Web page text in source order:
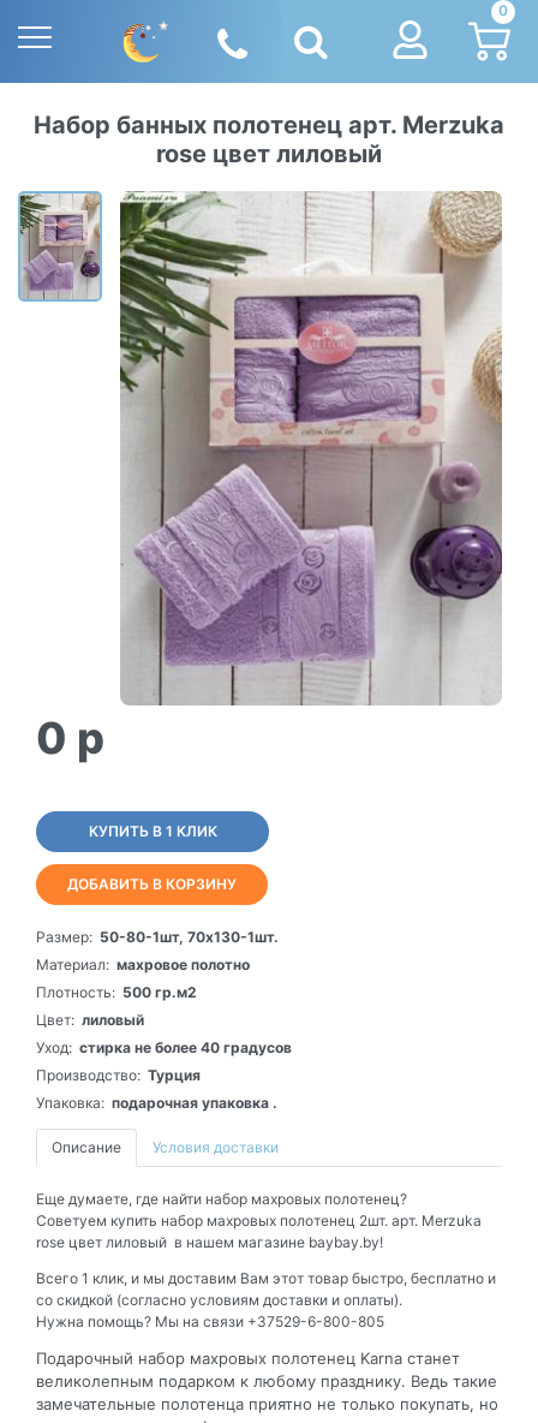
0
Набор банных полотенец арт. Merzuka
rose цвет лиловый
0 p
КУПИТЬ В 1 КЛИК
ДОБАВИТЬ В КОРЗИНУ
Размер: 50-80-1шт, 70х130-1шт.
Материал: махровое полотно
Плотность: 500 гр.м2
Цвет: лиловый
Уход: стирка не более 40 градусов
Производство: Турция
Упаковка: подарочная упаковка .
Описание Условия доставки
Еще думаете, где найти набор махровых полотенец?
Советуем купить набор махровых полотенец 2шт. арт. Merzuka
rose цвет лиловый в нашем магазине baybay.by!
Всего 1 клик, и мы доставим Вам этот товар быстро, бесплатно и
со скидкой (согласно условиям доставки и оплаты).
Нужна помощь? Мы на связи +37529-6-800-805
Подарочный набор махровых полотенец Karna станет
великолепным подарком к любому празднику. Ведь такие
замечательные полотенца приятно не только покупать, но